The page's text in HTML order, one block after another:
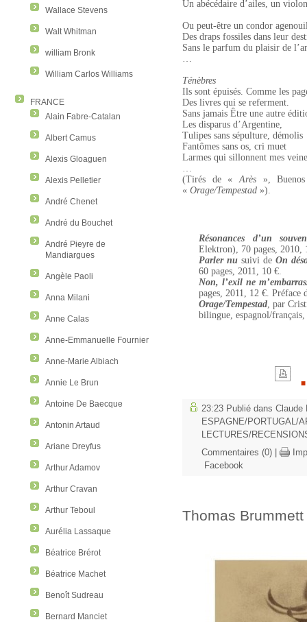
Wallace Stevens
Walt Whitman
william Bronk
William Carlos Williams
FRANCE
Alain Fabre-Catalan
Albert Camus
Alexis Gloaguen
Alexis Pelletier
André Chenet
André du Bouchet
André Pieyre de
Mandiargues
Angèle Paoli
Anna Milani
Anne Calas
Anne-Emmanuelle Fournier
Anne-Marie Albiach
Annie Le Brun
Antoine De Baecque
Antonin Artaud
Ariane Dreyfus
Arthur Adamov
Arthur Cravan
Arthur Teboul
Aurélia Lassaque
Béatrice Brérot
Béatrice Machet
Benoît Sudreau
Bernard Manciet
Un abécédaire d’ailes, un
Ou peut-être un condor
Des draps fossiles dans leur
Sans le parfum du plaisir de
Ténèbres
Ils sont épuisés. Comme les
Des livres qui se referment.
Sans jamais Être une autre
Les disparus d’Argentine,
Tulipes sans sépulture, démolis
Fantômes sans os, cri muet
Larmes qui sillonnent mes
(Tirés de « Arès »,
« Orage/Tempestad »).
Résonances d’un
Elektron), 70 pages, 2010,
Parler nu suivi de On
60 pages, 2011, 10 €.
Non, l’exil ne
pages, 2011, 12 €. Préface
Orage/Tempestad , par
bilingue, espagnol/
23:23 Publié dans Claude
ESPAGNE/PORTUGAL/
LECTURES/
Commentaires (0)
Facebook
Thomas Brummett